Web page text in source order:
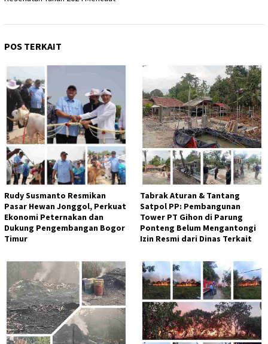
POS TERKAIT
Rudy Susmanto Resmikan
Pasar Hewan Jonggol, Perkuat
Ekonomi Peternakan dan
Dukung Pengembangan Bogor
Timur
Tabrak Aturan & Tantang
Satpol PP: Pembangunan
Tower PT Gihon di Parung
Ponteng Belum Mengantongi
Izin Resmi dari Dinas Terkait